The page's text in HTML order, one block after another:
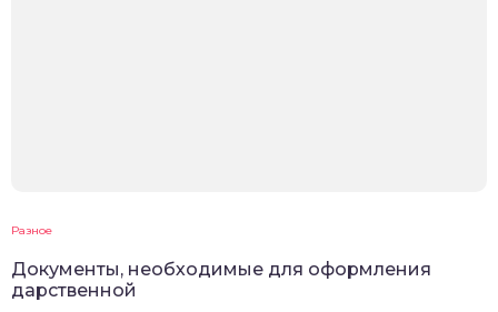
Разное
Документы, необходимые для оформления
дарственной